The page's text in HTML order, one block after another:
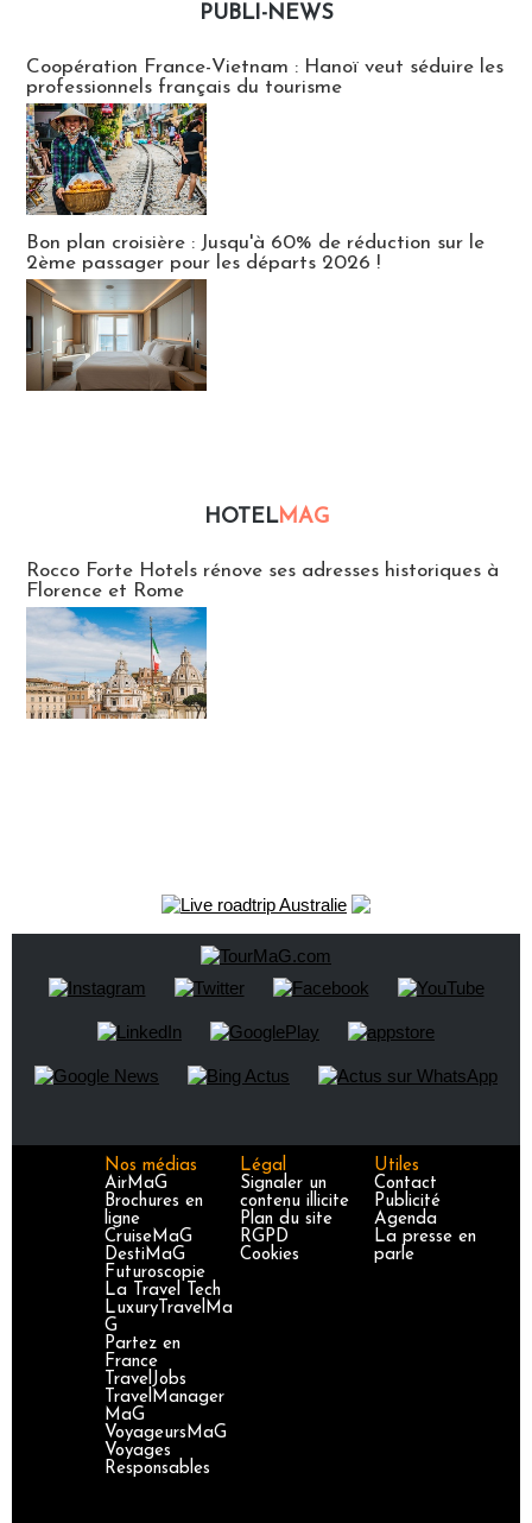
PUBLI-NEWS
Coopération France-Vietnam : Hanoï veut séduire les
professionnels français du tourisme
Bon plan croisière : Jusqu'à 60% de réduction sur le
2ème passager pour les départs 2026 !
HOTELMAG
Rocco Forte Hotels rénove ses adresses historiques à
Florence et Rome
Nos médias
AirMaG
Brochures en
ligne
CruiseMaG
DestiMaG
Futuroscopie
La Travel Tech
LuxuryTravelMa
G
Partez en
France
TravelJobs
TravelManager
MaG
VoyageursMaG
Voyages
Responsables
Légal
Signaler un
contenu illicite
Plan du site
RGPD
Cookies
Utiles
Contact
Publicité
Agenda
La presse en
parle